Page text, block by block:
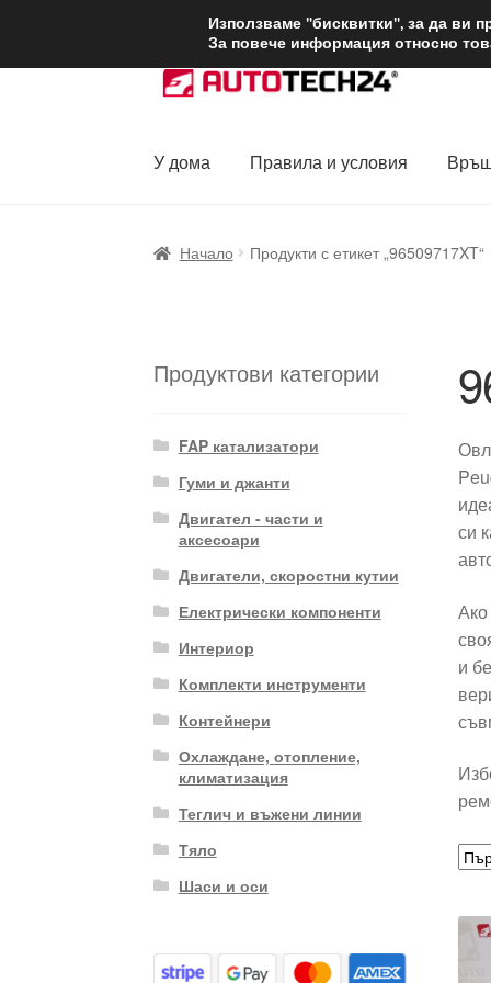
ДОСТАВКА от
Skip
to
Skip
to
У дома
Правила и условия
Начало Продукти с етикет „96509717XT“
си
Ако
и
Продуктови категории
FAP катализатори
Гуми и джанти
Двигател - части и
аксесоари
Двигатели, скоростни кутии
Електрически компоненти
Интериор
Комплекти инструменти
Контейнери
Охлаждане, отопление,
климатизация
Теглич и въжени линии
Тяло
Шаси и оси
Използваме "бисквитки", за да ви
За повече информация относно